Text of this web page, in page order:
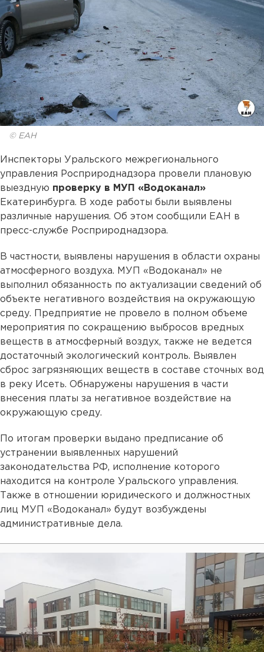
© ЕАН
Инспекторы Уральского межрегионального
управления Росприроднадзора провели плановую
выездную проверку в МУП «Водоканал»
Екатеринбурга. В ходе работы были выявлены
различные нарушения. Об этом сообщили ЕАН в
пресс-службе Росприроднадзора.
В частности, выявлены нарушения в области охраны
атмосферного воздуха. МУП «Водоканал» не
выполнил обязанность по актуализации сведений об
объекте негативного воздействия на окружающую
среду. Предприятие не провело в полном объеме
мероприятия по сокращению выбросов вредных
веществ в атмосферный воздух, также не ведется
достаточный экологический контроль. Выявлен
сброс загрязняющих веществ в составе сточных вод
в реку Исеть. Обнаружены нарушения в части
внесения платы за негативное воздействие на
окружающую среду.
По итогам проверки выдано предписание об
устранении выявленных нарушений
законодательства РФ, исполнение которого
находится на контроле Уральского управления.
Также в отношении юридического и должностных
лиц МУП «Водоканал» будут возбуждены
административные дела.